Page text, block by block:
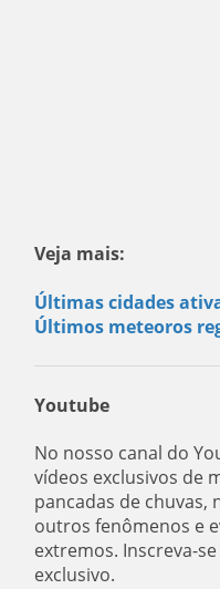
Veja mais:
Últimas cidades
Últimos meteoros
Youtube
No nosso canal do
vídeos exclusivos de
pancadas de
outros fenômenos e
extremos. Inscreva-
exclusivo.